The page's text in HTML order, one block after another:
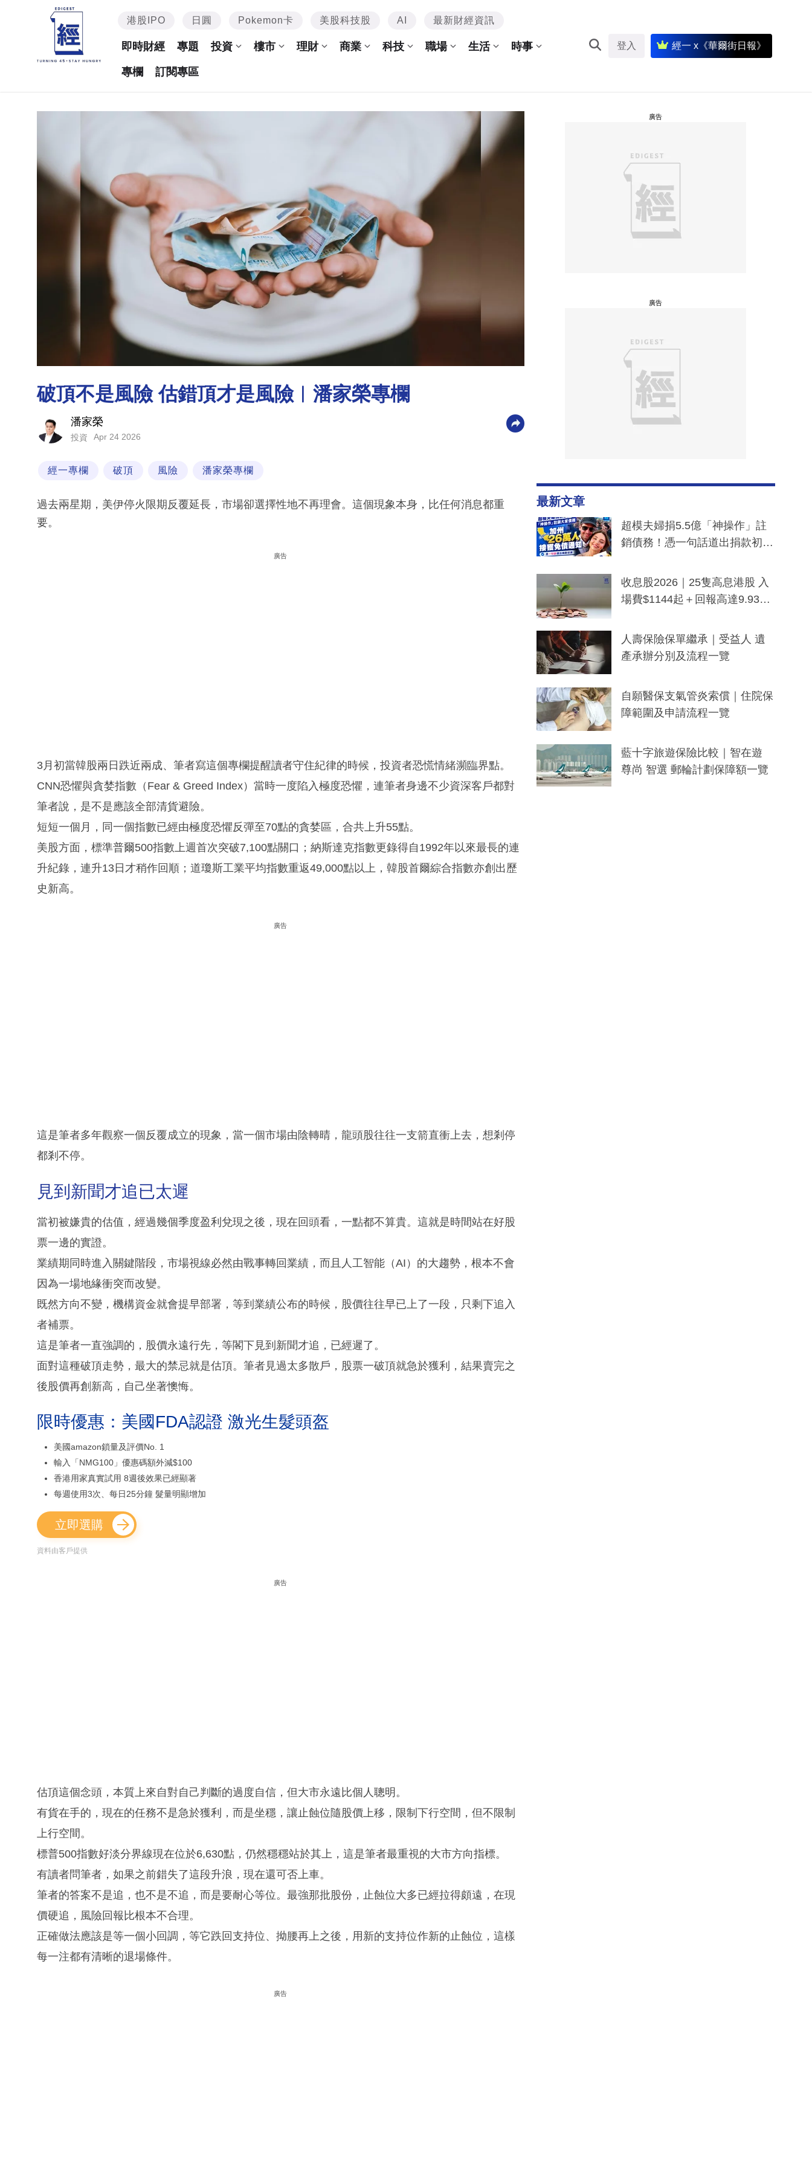
港股IPO 日圓 Pokemon卡 美股科技股 AI 最新財經資訊
即時財經 專題 投資 樓市 理財 商業 科技 職場 生活 時事
專欄 訂閱專區
登入 經一 x《華爾街日報》
破頂不是風險 估錯頂才是風險︳潘家榮專欄
潘家榮
投資 Apr 24 2026
經一專欄 破頂 風險 潘家榮專欄
過去兩星期，美伊停火限期反覆延長，市場卻選擇性地不再理會。這個現象本身，比任何消息都重
要。
廣告
3月初當韓股兩日跌近兩成、筆者寫這個專欄提醒讀者守住紀律的時候，投資者恐慌情緒瀕臨界點。
CNN恐懼與貪婪指數（Fear & Greed Index）當時一度陷入極度恐懼，連筆者身邊不少資深客戶都對
筆者說，是不是應該全部清貨避險。
短短一個月，同一個指數已經由極度恐懼反彈至70點的貪婪區，合共上升55點。
美股方面，標準普爾500指數上週首次突破7,100點關口；納斯達克指數更錄得自1992年以來最長的連
升紀錄，連升13日才稍作回順；道瓊斯工業平均指數重返49,000點以上，韓股首爾綜合指數亦創出歷
史新高。
廣告
這是筆者多年觀察一個反覆成立的現象，當一個市場由陰轉晴，龍頭股往往一支箭直衝上去，想剎停
都剎不停。
見到新聞才追已太遲
當初被嫌貴的估值，經過幾個季度盈利兌現之後，現在回頭看，一點都不算貴。這就是時間站在好股
票一邊的實證。
業績期同時進入關鍵階段，市場視線必然由戰事轉回業績，而且人工智能（AI）的大趨勢，根本不會
因為一場地緣衝突而改變。
既然方向不變，機構資金就會提早部署，等到業績公布的時候，股價往往早已上了一段，只剩下追入
者補票。
這是筆者一直強調的，股價永遠行先，等閣下見到新聞才追，已經遲了。
面對這種破頂走勢，最大的禁忌就是估頂。筆者見過太多散戶，股票一破頂就急於獲利，結果賣完之
後股價再創新高，自己坐著懊悔。
限時優惠：美國FDA認證 激光生髮頭盔
美國amazon鎖量及評價No. 1
輸入「NMG100」優惠碼額外減$100
香港用家真實試用 8週後效果已經顯著
每週使用3次、每日25分鐘 髮量明顯增加
立即選購
資料由客戶提供
廣告
估頂這個念頭，本質上來自對自己判斷的過度自信，但大市永遠比個人聰明。
有貨在手的，現在的任務不是急於獲利，而是坐穩，讓止蝕位隨股價上移，限制下行空間，但不限制
上行空間。
標普500指數好淡分界線現在位於6,630點，仍然穩穩站於其上，這是筆者最重視的大市方向指標。
有讀者問筆者，如果之前錯失了這段升浪，現在還可否上車。
筆者的答案不是追，也不是不追，而是要耐心等位。最強那批股份，止蝕位大多已經拉得頗遠，在現
價硬追，風險回報比根本不合理。
正確做法應該是等一個小回調，等它跌回支持位、拗腰再上之後，用新的支持位作新的止蝕位，這樣
每一注都有清晰的退場條件。
廣告
廣告
廣告
最新文章
超模夫婦捐5.5億「神操作」註
銷債務！憑一句話道出捐款初
一度被誤當詐騙手段
收息股2026｜25隻高息港股 入
場費$1144起＋回報高達9.93
人壽保險保單繼承｜受益人 遺
產承辦分別及流程一覽
自願醫保支氣管炎索償｜住院保
障範圍及申請流程一覽
藍十字旅遊保險比較｜智在遊
尊尚 智選 郵輪計劃保障額一覽